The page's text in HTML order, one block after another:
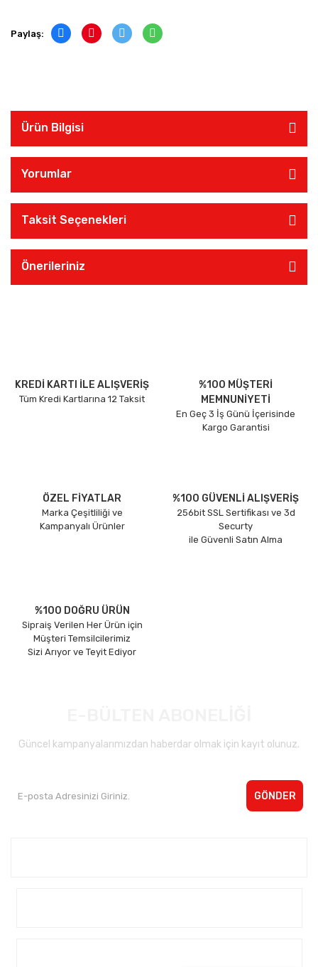
Paylaş:
Ürün Bilgisi
Yorumlar
Taksit Seçenekleri
Önerileriniz
KREDİ KARTI İLE ALIŞVERİŞ
Tüm Kredi Kartlarına 12 Taksit
%100 MÜŞTERİ
MEMNUNİYETİ
En Geç 3 İş Günü İçerisinde
Kargo Garantisi
ÖZEL FİYATLAR
Marka Çeşitliliği ve
Kampanyalı Ürünler
%100 GÜVENLİ ALIŞVERİŞ
256bit SSL Sertifikası ve 3d
Securty
ile Güvenli Satın Alma
%100 DOĞRU ÜRÜN
Sipraiş Verilen Her Ürün için
Müşteri Temsilcilerimiz
Sizi Arıyor ve Teyit Ediyor
Güncel kampanyalarımızdan haberdar olmak için kayıt olunuz.
GÖNDER